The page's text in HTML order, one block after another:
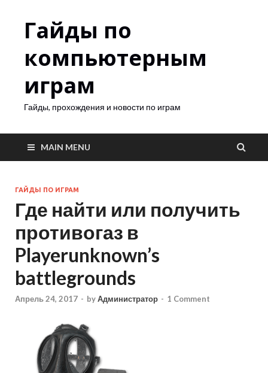
Гайды по
компьютерным
играм
Гайды, прохождения и новости по играм
MAIN MENU
ГАЙДЫ ПО ИГРАМ
Где найти или получить
противогаз в
Playerunknown’s
battlegrounds
Апрель 24, 2017 - byАдминистратор - 1 Comment